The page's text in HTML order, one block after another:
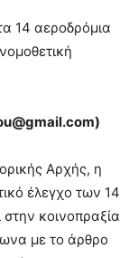
14 αεροδρόμια
gmail.com)
Αρχής, η
έλεγχο των 14
κοινοπραξία
με το άρθρο